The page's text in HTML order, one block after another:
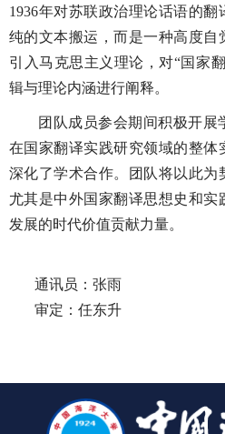
1936年对苏联政治理论话语的
纯的文本搬运，而是一种高度自
引入马克思主义理论，对“国家
辑与理论内涵进行阐释。
团队成员参会期间积极开展
在国家翻译实践研究领域的整体
深化了学术合作。团队将以此为
尤其是中外国家翻译思想史和实
发展的时代价值贡献力量。
通讯员：张雨
审定：任东升